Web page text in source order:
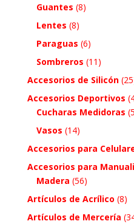
Guantes (8)
Lentes (8)
Paraguas (6)
Sombreros (11)
Accesorios de Silicón
Accesorios Deportivos
Cucharas Medidoras
Vasos (14)
Accesorios para
Accesorios para
Madera (56)
Artículos de Acrílico (8)
Artículos de Mercería